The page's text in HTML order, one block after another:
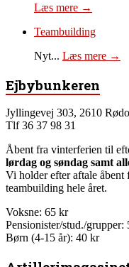
Læs mere →
Teambuilding
Nyt... Læs mere →
Ejbybunkeren
Jyllingevej 303, 2610
Tlf 36 37 98 31
Åbent fra vinterferien til
lørdag og søndag samt
Vi holder efter aftale åbent
teambuilding hele året.
Voksne: 65 kr
Pensionister/stud./grupper:
Børn (4-15 år): 40 kr